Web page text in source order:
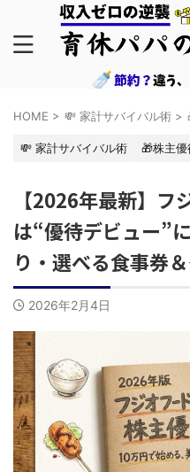
HOME > 💸 家計サバイバル術 >
💸 家計サバイバル術 🎁株主優
【2026年最新】フ
は“優待デビュー”
り・選べる食事券
2026年2月4日